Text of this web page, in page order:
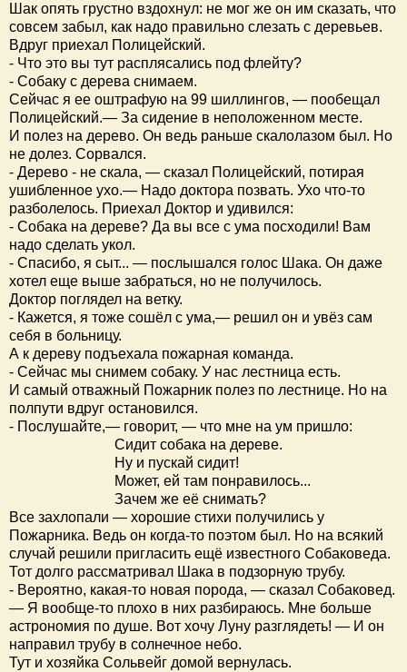
Шак опять грустно вздохнул: не мог же он им сказать, что
совсем забыл, как надо правильно слезать с деревьев.
Вдруг приехал Полицейский.
- Что это вы тут расплясались под флейту?
- Собаку с дерева снимаем.
Сейчас я ее оштрафую на 99 шиллингов, — пообещал
Полицейский.— За сидение в неположенном месте.
И полез на дерево. Он ведь раньше скалолазом был. Но
не долез. Сорвался.
- Дерево - не скала, — сказал Полицейский, потирая
ушибленное ухо.— Надо доктора позвать. Ухо что-то
разболелось. Приехал Доктор и удивился:
- Собака на дереве? Да вы все с ума посходили! Вам
надо сделать укол.
- Спасибо, я сыт... — послышался голос Шака. Он даже
хотел еще выше забраться, но не получилось.
Доктор поглядел на ветку.
- Кажется, я тоже сошёл с ума,— решил он и увёз сам
себя в больницу.
А к дереву подъехала пожарная команда.
- Сейчас мы снимем собаку. У нас лестница есть.
И самый отважный Пожарник полез по лестнице. Но на
полпути вдруг остановился.
- Послушайте,— говорит, — что мне на ум пришло:
Сидит собака на дереве.
Ну и пускай сидит!
Может, ей там понравилось...
Зачем же её снимать?
Все захлопали — хорошие стихи получились у
Пожарника. Ведь он когда-то поэтом был. Но на всякий
случай решили пригласить ещё известного Собаковеда.
Тот долго рассматривал Шака в подзорную трубу.
- Вероятно, какая-то новая порода, — сказал Собаковед.
— Я вообще-то плохо в них разбираюсь. Мне больше
астрономия по душе. Вот хочу Луну разглядеть! — И он
направил трубу в солнечное небо.
Тут и хозяйка Сольвейг домой вернулась.